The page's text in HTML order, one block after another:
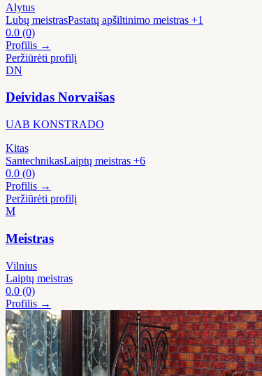
Alytus
Lubų meistrasPastatų apšiltinimo meistras +1
0.0 (0)
Profilis →
Peržiūrėti profilį
DN
Deividas Norvaišas
UAB KONSTRADO
Kitas
SantechnikasLaiptų meistras +6
0.0 (0)
Profilis →
Peržiūrėti profilį
M
Meistras
Vilnius
Laiptų meistras
0.0 (0)
Profilis →